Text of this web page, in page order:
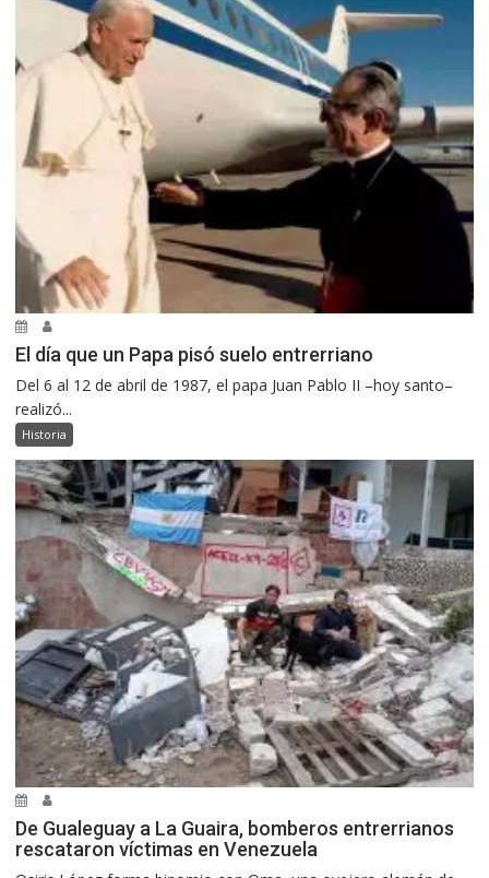
El día que un Papa pisó suelo entrerriano
Del 6 al 12 de abril de 1987, el papa Juan Pablo II –hoy santo–
realizó...
Historia
De Gualeguay a La Guaira, bomberos entrerrianos
rescataron víctimas en Venezuela